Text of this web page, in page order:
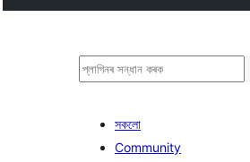
সন্ধান
সকলো
Community